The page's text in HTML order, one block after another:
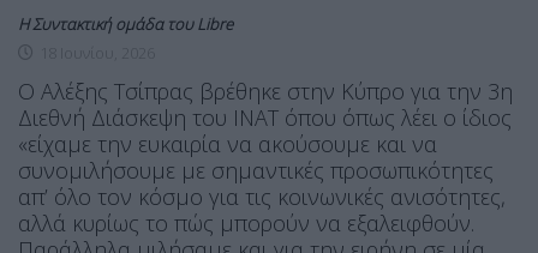
Η Συντακτική ομάδα του Libre
Ο Αλέξης Τσίπρας βρέθηκε στην Κύπρο για την 3η
Διεθνή Διάσκεψη του ΙΝΑΤ όπου όπως λέει ο ίδιος
«είχαμε την ευκαιρία να ακούσουμε και να
συνομιλήσουμε με σημαντικές προσωπικότητες
απ’ όλο τον κόσμο για τις κοινωνικές ανισότητες,
αλλά κυρίως το πώς μπορούν να εξαλειφθούν.